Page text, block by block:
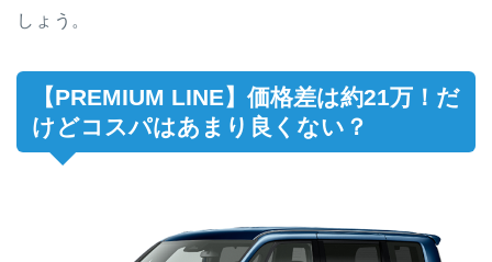
しょう。
【PREMIUM LINE】価格差は約21万！だ
けどコスパはあまり良くない？